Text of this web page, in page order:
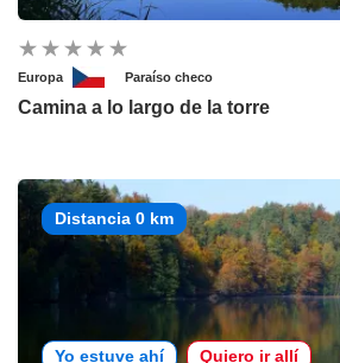
Europa Paraíso checo
Camina a lo largo de la torre
Distancia 0 km
Yo estuve ahí Quiero ir allí